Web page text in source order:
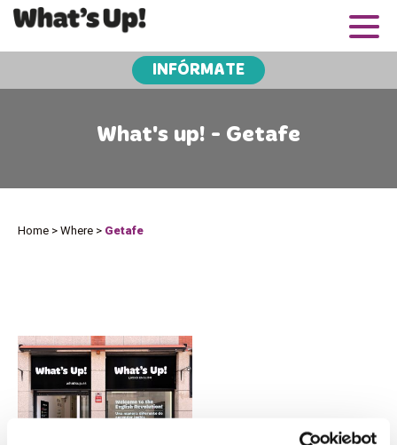
INFÓRMATE
What's up! - Getafe
Home > Where > Getafe